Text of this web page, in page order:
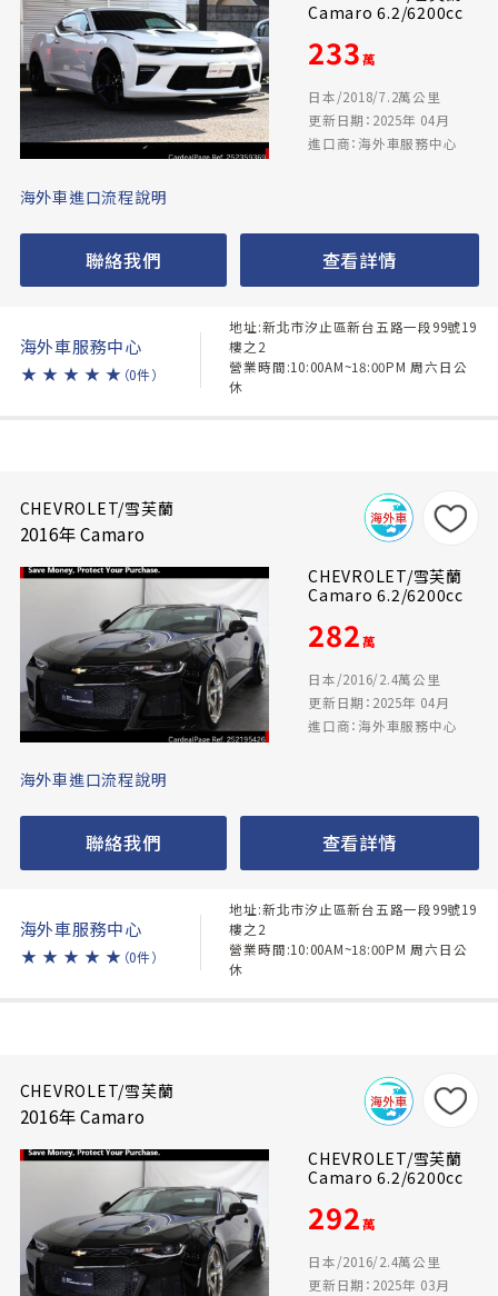
Camaro 6.2/6200cc
233萬
日本/2018/7.2萬公里
更新日期：2025年 04月
進口商：海外車服務中心
海外車進口流程說明
聯絡我們 查看詳情
海外車服務中心
★ ★ ★ ★ ★ （0件）
地址:新北市汐止區新台五路一段99號19
樓之2
營業時間:10:00AM~18:00PM 周六日公
休
CHEVROLET/雪芙蘭
2016年 Camaro
CHEVROLET/雪芙蘭
Camaro 6.2/6200cc
282萬
日本/2016/2.4萬公里
更新日期：2025年 04月
進口商：海外車服務中心
海外車進口流程說明
聯絡我們 查看詳情
海外車服務中心
★ ★ ★ ★ ★ （0件）
地址:新北市汐止區新台五路一段99號19
樓之2
營業時間:10:00AM~18:00PM 周六日公
休
CHEVROLET/雪芙蘭
2016年 Camaro
CHEVROLET/雪芙蘭
Camaro 6.2/6200cc
292萬
日本/2016/2.4萬公里
更新日期：2025年 03月